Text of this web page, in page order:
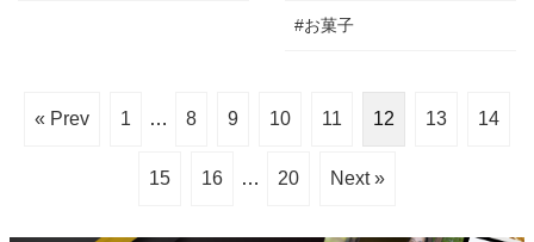
#お菓子
« Prev 1 … 8 9 10 11 12 13 14
15 16 … 20 Next »